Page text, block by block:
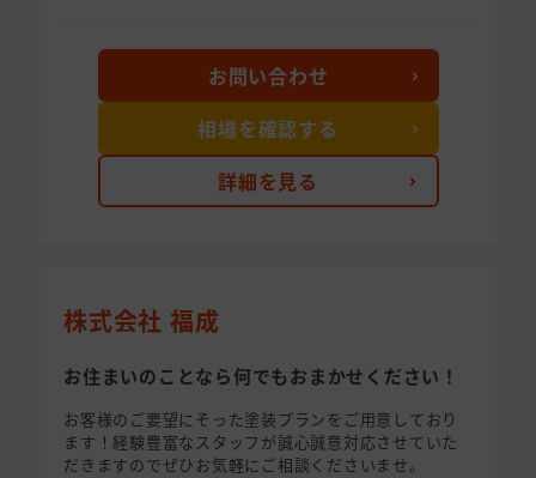
詳細を見る
お問い合わせ
相場を確認する
株式会社 福成
お住まいのことなら何でもおまかせください！
お客様のご要望にそった塗装プランをご用意しており
ます！経験豊富なスタッフが誠心誠意対応させていた
だきますのでぜひお気軽にご相談くださいませ。